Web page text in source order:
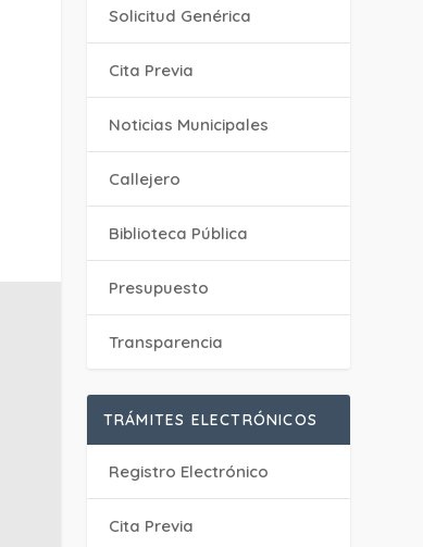
Solicitud Genérica
Cita Previa
‎Noticias Municipales
Callejero
Biblioteca Pública
Presupuesto
Transparencia
TRÁMITES ELECTRÓNICOS
Registro Electrónico
Cita Previa